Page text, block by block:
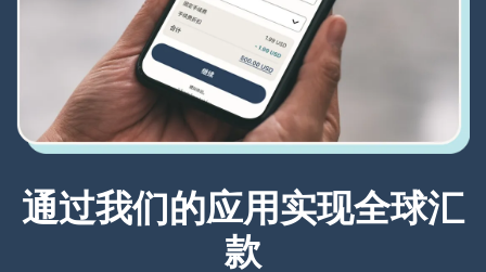
通过我们的应用实现全球汇
款